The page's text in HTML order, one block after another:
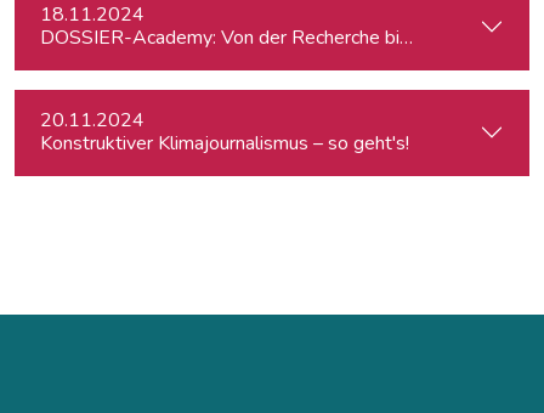
18.11.2024
DOSSIER-Academy: Von der Recherche bis zur
20.11.2024
Konstruktiver Klimajournalismus – so geht's!